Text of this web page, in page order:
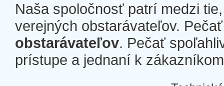
Naša spoločnosť patrí medzi
verejných obstarávateľov.
obstarávateľov. Pečať
prístupe a jednaní k